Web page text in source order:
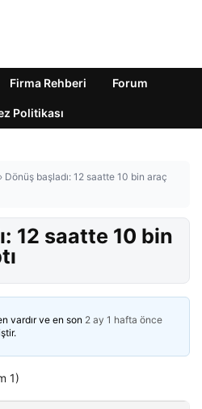
Firma Rehberi Forum
Politikası
› Dönüş başladı: 12 saatte 10 bin araç
12 saatte 10 bin
vardır ve en son 2 ay 1 hafta önce
1)